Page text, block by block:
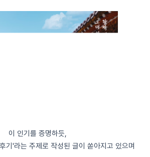
이 인기를 증명하듯,
기'라는 주제로 작성된 글이 쏟아지고 있으며